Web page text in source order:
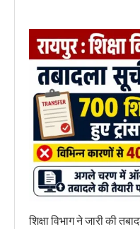
शिक्षा विभाग ने जारी की